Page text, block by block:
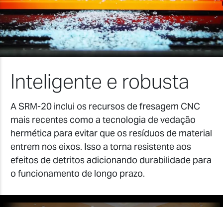
Inteligente e robusta
A SRM-20 inclui os recursos de fresagem CNC
mais recentes como a tecnologia de vedação
hermética para evitar que os resíduos de material
entrem nos eixos. Isso a torna resistente aos
efeitos de detritos adicionando durabilidade para
o funcionamento de longo prazo.